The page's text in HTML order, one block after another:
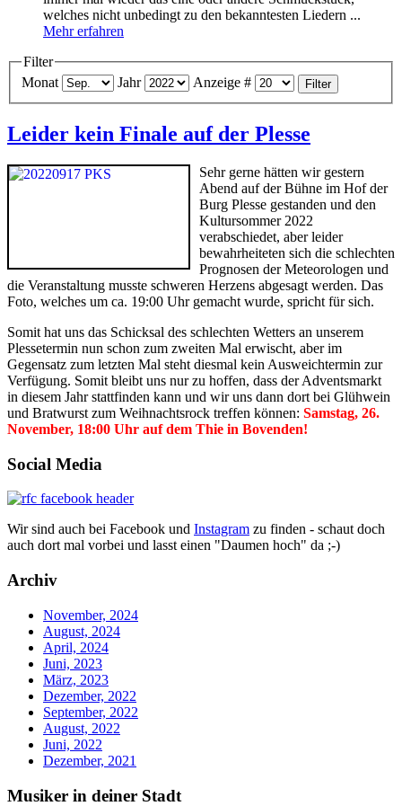
welches nicht unbedingt zu den bekanntesten Liedern ...
Mehr erfahren
Filter
Monat
Jahr Anzeige # Filter
Leider kein Finale auf der Plesse
Sehr gerne hätten wir gestern
Abend auf der Bühne im Hof der
Burg Plesse gestanden und den
Kultursommer 2022
verabschiedet, aber leider
bewahrheiteten sich die schlechten
Prognosen der Meteorologen und
die Veranstaltung musste schweren Herzens abgesagt werden. Das
Foto, welches um ca. 19:00 Uhr gemacht wurde, spricht für sich.
Somit hat uns das Schicksal des schlechten Wetters an unserem
Plessetermin nun schon zum zweiten Mal erwischt, aber im
Gegensatz zum letzten Mal steht diesmal kein Ausweichtermin zur
Verfügung. Somit bleibt uns nur zu hoffen, dass der Adventsmarkt
in diesem Jahr stattfinden kann und wir uns dann dort bei Glühwein
und Bratwurst zum Weihnachtsrock treffen können: Samstag, 26.
November, 18:00 Uhr auf dem Thie in Bovenden!
Social Media
Wir sind auch bei Facebook und Instagram zu finden - schaut doch
auch dort mal vorbei und lasst einen "Daumen hoch" da ;-)
Archiv
November, 2024
August, 2024
April, 2024
Juni, 2023
März, 2023
Dezember, 2022
September, 2022
August, 2022
Juni, 2022
Dezember, 2021
Musiker in deiner Stadt